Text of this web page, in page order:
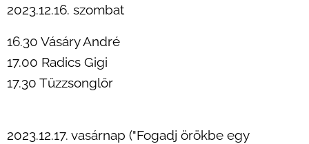
2023.12.16. szombat
16.30 Vásáry André
17.00 Radics Gigi
17.30 Tűzzsonglőr
2023.12.17. vasárnap ("Fogadj örökbe egy